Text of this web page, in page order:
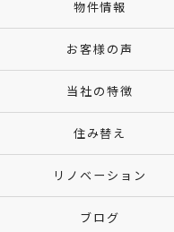
物件情報
お客様の声
当社の特徴
住み替え
リノベーション
ブログ